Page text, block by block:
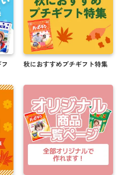
秋におすすめプチギフト特集